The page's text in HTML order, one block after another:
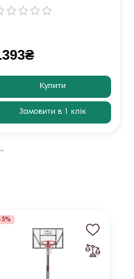
Купити
Замовити в 1 клік
5%